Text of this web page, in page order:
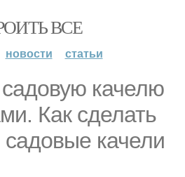
ВСЕ
новости статьи
качелю
Как сделать
качели